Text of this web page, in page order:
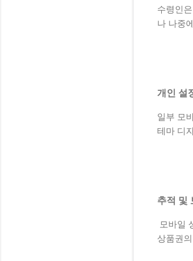
수령인
나 나중
개인 설
일부 모
테마 디
추적 및
모바일
상품권